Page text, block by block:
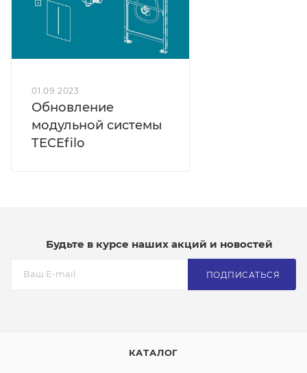
01.09.2023
Обновление
модульной системы
TECEfilo
Будьте в курсе наших акций и новостей
ПОДПИСАТЬСЯ
КАТАЛОГ